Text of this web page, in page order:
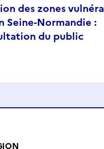
des zones
Seine-Normandie :
du public